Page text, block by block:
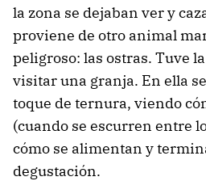
la zona se dejaban ver y
proviene de otro animal
peligroso: las ostras. Tuve
visitar una granja. En ella
toque de ternura, viendo
(cuando se escurren entre
cómo se alimentan y
degustación.